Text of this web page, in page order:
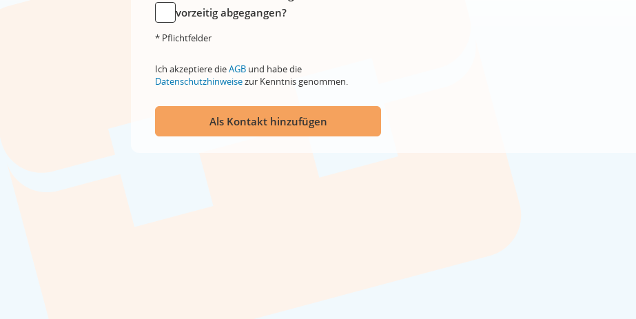
vorzeitig abgegangen?
* Pflichtfelder
Ich akzeptiere dieAGB und habe die
Datenschutzhinweisezur Kenntnis genommen.
Als Kontakt hinzufügen